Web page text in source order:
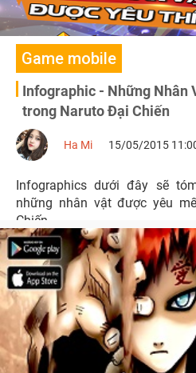
Game mobile
Infographic - Những Nhân
trong Naruto Đại Chiến
Ha Mi 15/05/2015
Infographics dưới đây sẽ tóm tắt các đặc
những nhân vật được yêu
Chiến.